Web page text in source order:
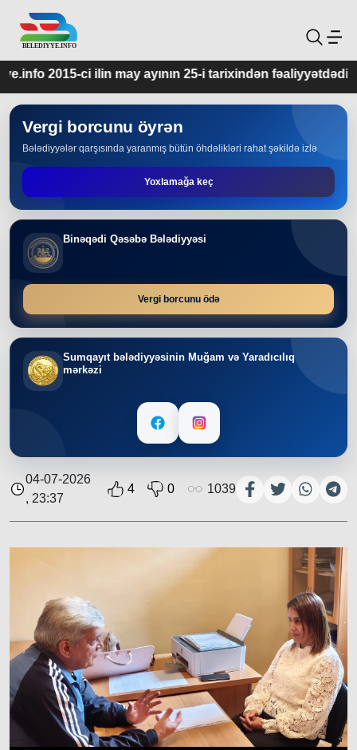
ayının 25-i tarixindən fəaliyyətdədir.
Vergi borcunu öyrən
Bələdiyyələr qarşısında yaranmış bütün öhdəlikləri rahat şəkildə izlə
Yoxlamağa keç
Binəqədi Qəsəbə Bələdiyyəsi
Vergi borcunu ödə
Sumqayıt bələdiyyəsinin Muğam və Yaradıcılıq
mərkəzi
04-07-2026
, 23:37
4 0 1039